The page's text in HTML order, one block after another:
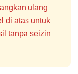
ulang
di atas untuk
tanpa seizin